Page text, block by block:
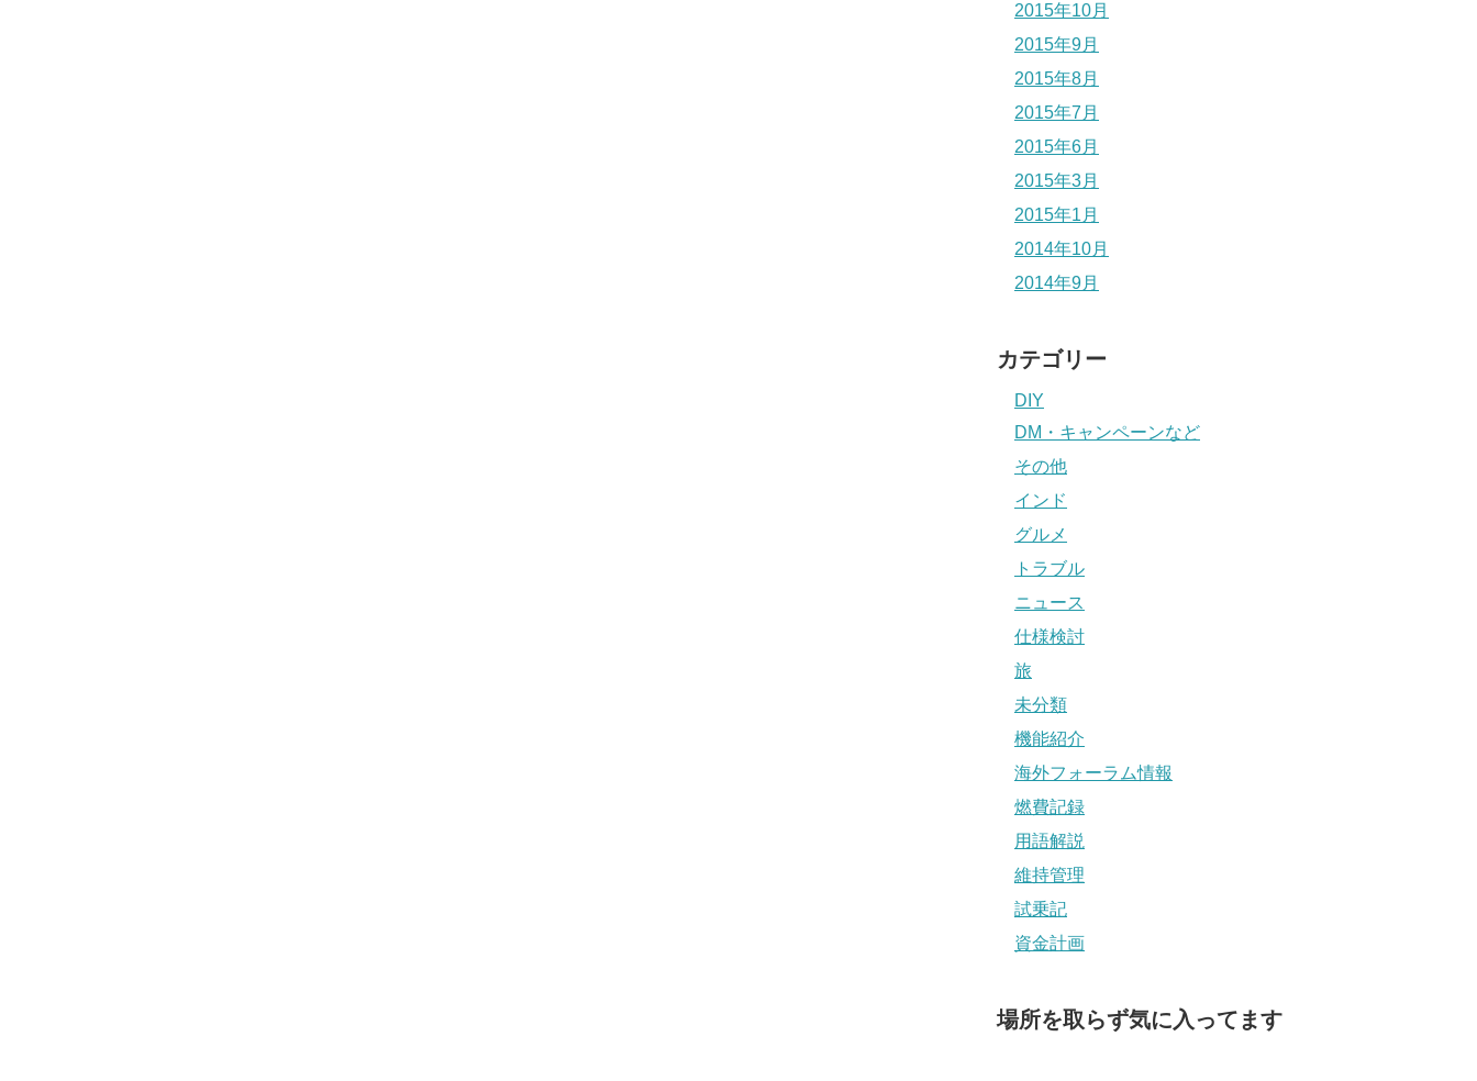
2015年10月
2015年9月
2015年8月
2015年7月
2015年6月
2015年3月
2015年1月
2014年10月
2014年9月
カテゴリー
DIY
DM・キャンペーンなど
その他
インド
グルメ
トラブル
ニュース
仕様検討
旅
未分類
機能紹介
海外フォーラム情報
燃費記録
用語解説
維持管理
試乗記
資金計画
場所を取らず気に入ってます